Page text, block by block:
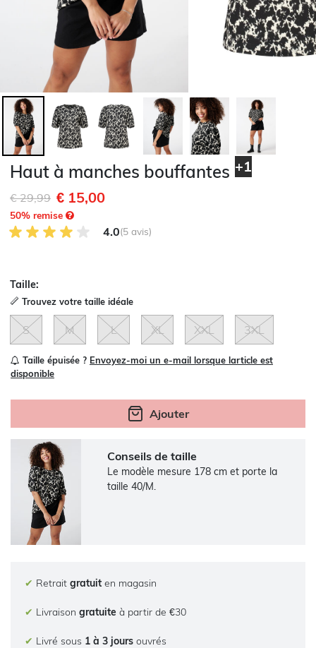
+1
Haut à manches bouffantes
Remise de
€ 29,99à€ 15,00
50% remise
4.0 sur 5 avis des clients
4.0(5 avis)
Taille:
Trouvez votre taille idéale
S M L XL XXL 3XL
Taille épuisée ? Envoyez-moi un e-mail lorsque larticle est
disponible
Ajouter
Conseils de taille
Le modèle mesure 178 cm et porte la
taille 40/M.
✔ Retrait gratuit en magasin
✔ Livraison gratuite à partir de €30
✔ Livré sous 1 à 3 jours ouvrés